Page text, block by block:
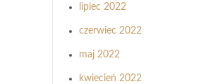
lipiec 2022
czerwiec 2022
maj 2022
kwiecień 2022